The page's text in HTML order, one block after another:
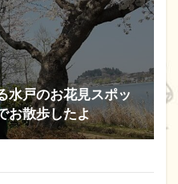
水戸のお花見スポッ
お散歩したよ